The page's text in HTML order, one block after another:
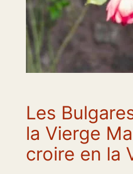
Les
la Vierge
croire en la